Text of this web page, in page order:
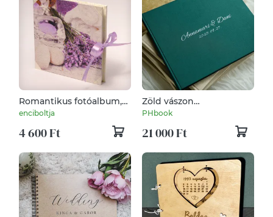
Romantikus fotóalbum,
levendulás
fényképalbum esküvőre,
fehér gyűrt selyem és
papír borító, szalaggal 1.
enciboltja
4 600 Ft
Zöld vászon
vendégkönyv
PHbook
21 000 Ft